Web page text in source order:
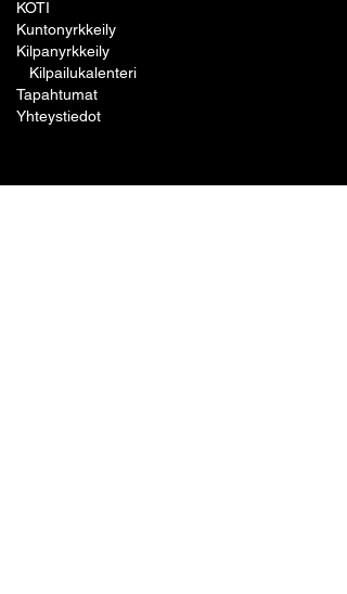
KOTI
Kuntonyrkkeily
Kilpanyrkkeily
Kilpailukalenteri
Tapahtumat
Yhteystiedot